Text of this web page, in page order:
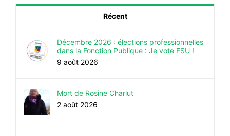
Récent
Décembre 2026 : élections professionnelles
dans la Fonction Publique : Je vote FSU !
9 août 2026
Mort de Rosine Charlut
2 août 2026